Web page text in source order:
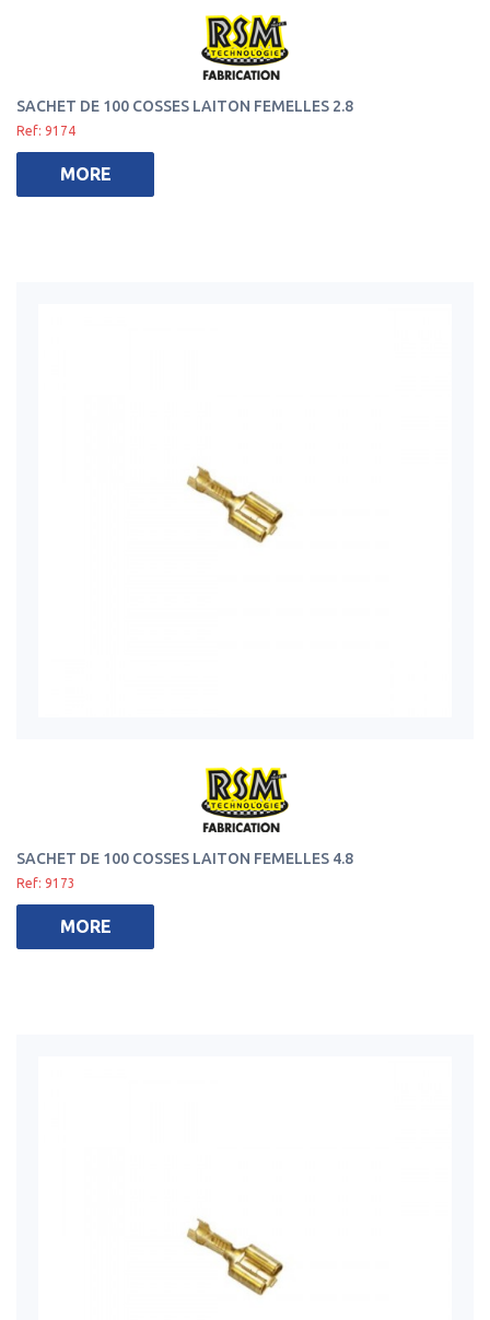
SACHET DE 100 COSSES LAITON FEMELLES 2.8
Ref: 9174
MORE
SACHET DE 100 COSSES LAITON FEMELLES 4.8
Ref: 9173
MORE